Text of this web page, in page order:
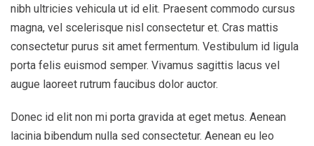
nibh ultricies vehicula ut id elit. Praesent commodo cursus
magna, vel scelerisque nisl consectetur et. Cras mattis
consectetur purus sit amet fermentum. Vestibulum id ligula
porta felis euismod semper. Vivamus sagittis lacus vel
augue laoreet rutrum faucibus dolor auctor.
Donec id elit non mi porta gravida at eget metus. Aenean
lacinia bibendum nulla sed consectetur. Aenean eu leo